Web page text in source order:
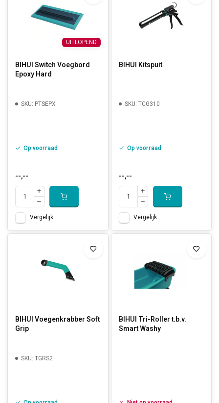
UITLOPEND
BIHUI Switch Voegbord
Epoxy Hard
SKU: PTSEPX
Op voorraad
--,--
Vergelijk
BIHUI Kitspuit
SKU: TCG310
Op voorraad
--,--
Vergelijk
BIHUI Voegenkrabber Soft
Grip
SKU: TGRS2
BIHUI Tri-Roller t.b.v.
Smart Washy